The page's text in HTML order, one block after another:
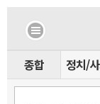
종합 정치/